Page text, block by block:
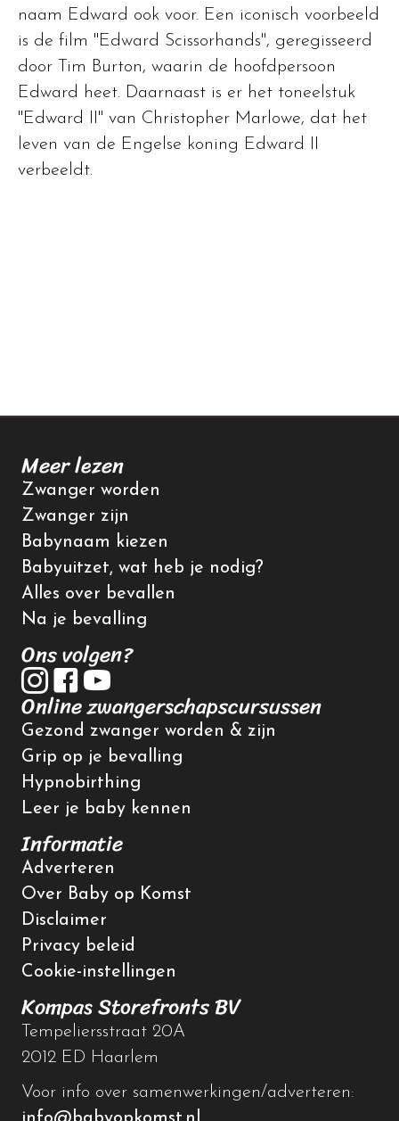
naam Edward ook voor. Een iconisch voorbeeld
is de film "Edward Scissorhands", geregisseerd
door Tim Burton, waarin de hoofdpersoon
Edward heet. Daarnaast is er het toneelstuk
"Edward II" van Christopher Marlowe, dat het
leven van de Engelse koning Edward II
verbeeldt.
Meer lezen
Zwanger worden
Zwanger zijn
Babynaam kiezen
Babyuitzet, wat heb je nodig?
Alles over bevallen
Na je bevalling
Ons volgen?
Online zwangerschapscursussen
Gezond zwanger worden & zijn
Grip op je bevalling
Hypnobirthing
Leer je baby kennen
Informatie
Adverteren
Over Baby op Komst
Disclaimer
Privacy beleid
Cookie-instellingen
Kompas Storefronts BV
Tempeliersstraat 20A
2012 ED Haarlem
Voor info over samenwerkingen/adverteren: